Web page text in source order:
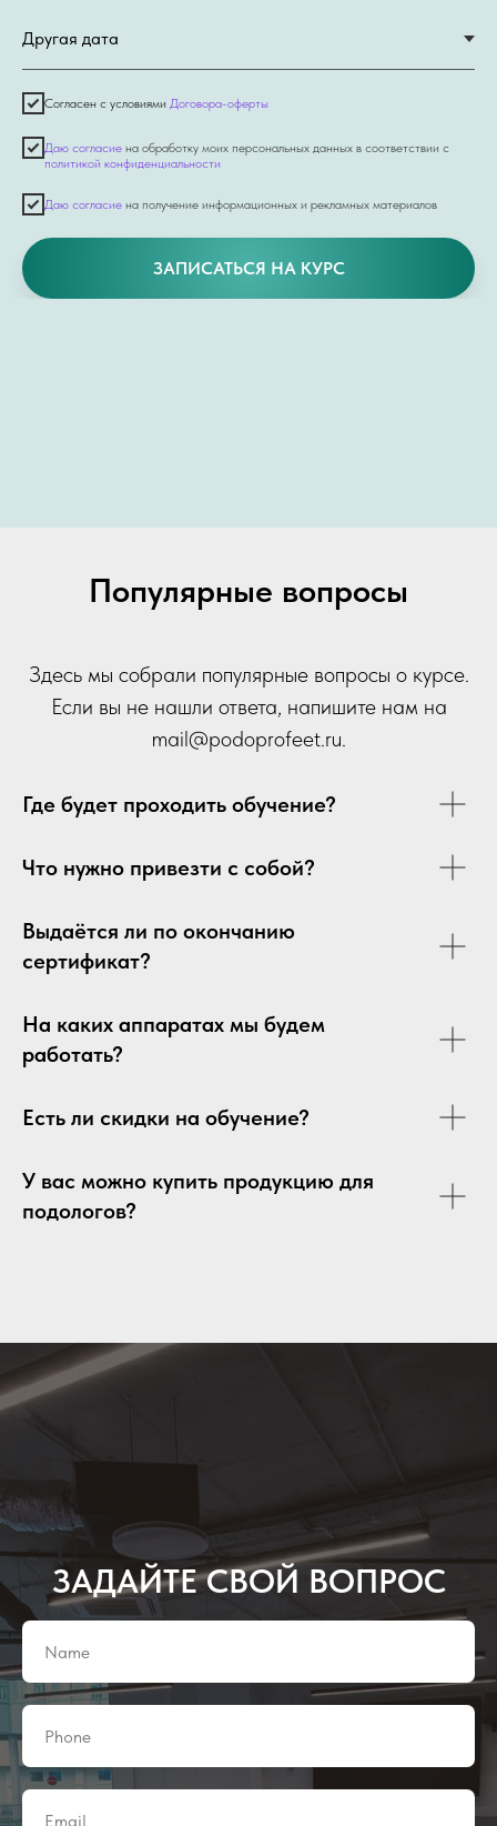
Согласен с условиями Договора-оферты
Даю согласие на обработку моих персональных данных в соответствии с
политикой конфиденциальности
Даю согласие на получение информационных и рекламных материалов
ЗАПИСАТЬСЯ НА КУРС
Популярные вопросы
Здесь мы собрали популярные вопросы о курсе.
Если вы не нашли ответа, напишите нам на
mail@podoprofeet.ru.
Где будет проходить обучение?
Что нужно привезти с собой?
Выдаётся ли по окончанию
сертификат?
На каких аппаратах мы будем
работать?
Есть ли скидки на обучение?
У вас можно купить продукцию для
подологов?
ЗАДАЙТЕ СВОЙ ВОПРОС